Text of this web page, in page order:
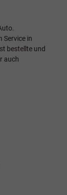
Service in
bestellte und
auch